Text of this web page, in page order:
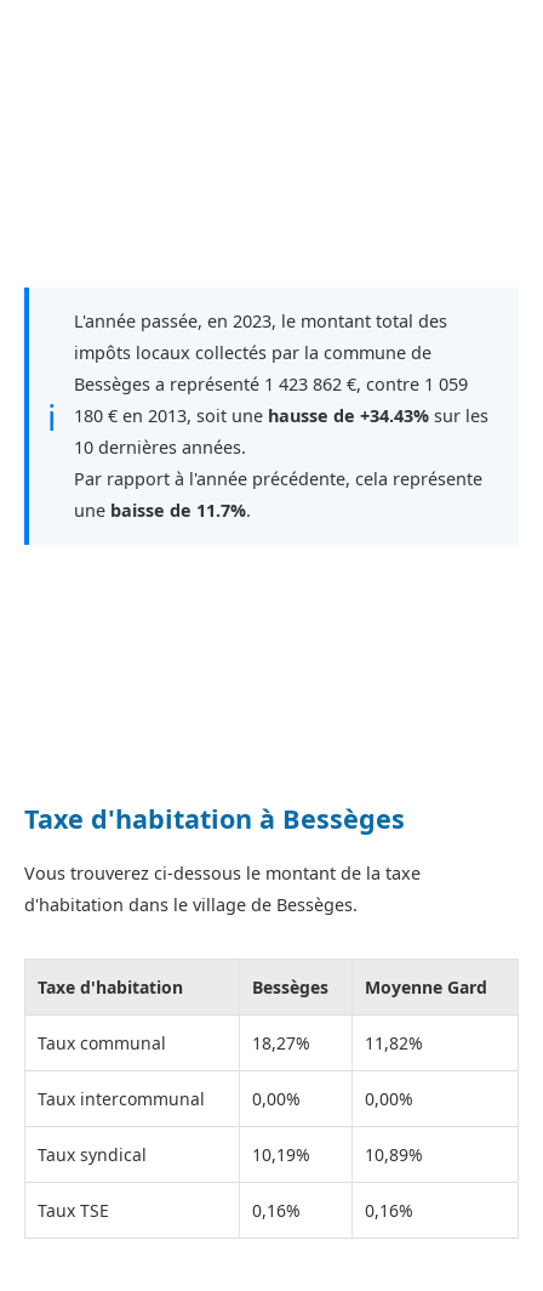
ℹ
L'année passée, en 2023, le montant total des
impôts locaux collectés par la commune de
Bessèges a représenté 1 423 862 €, contre 1 059
180 € en 2013, soit une hausse de +34.43% sur les
10 dernières années.
Par rapport à l'année précédente, cela représente
une baisse de 11.7%.
Taxe d'habitation à Bessèges
Vous trouverez ci-dessous le montant de la taxe
d'habitation dans le village de Bessèges.
Taxe d'habitation Bessèges Moyenne Gard
Taux communal 18,27% 11,82%
Taux intercommunal 0,00% 0,00%
Taux syndical 10,19% 10,89%
Taux TSE 0,16% 0,16%